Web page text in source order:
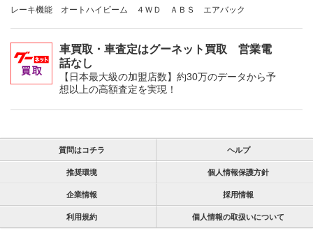
レーキ機能 オートハイビーム ４ＷＤ ＡＢＳ エアバック
車買取・車査定はグーネット買取 営業電
話なし
【日本最大級の加盟店数】約30万のデータから予
想以上の高額査定を実現！
質問はコチラ ヘルプ
推奨環境 個人情報保護方針
企業情報 採用情報
利用規約 個人情報の取扱いについて